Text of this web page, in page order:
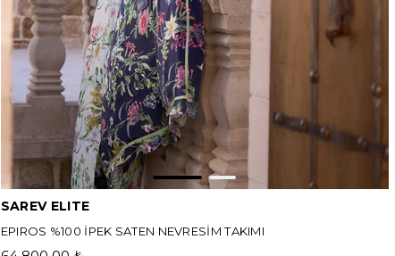
SAREV ELITE
EPIROS %100 İPEK SATEN NEVRESİM TAKIMI